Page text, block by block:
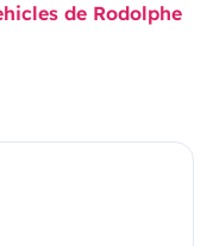
de Rodolphe